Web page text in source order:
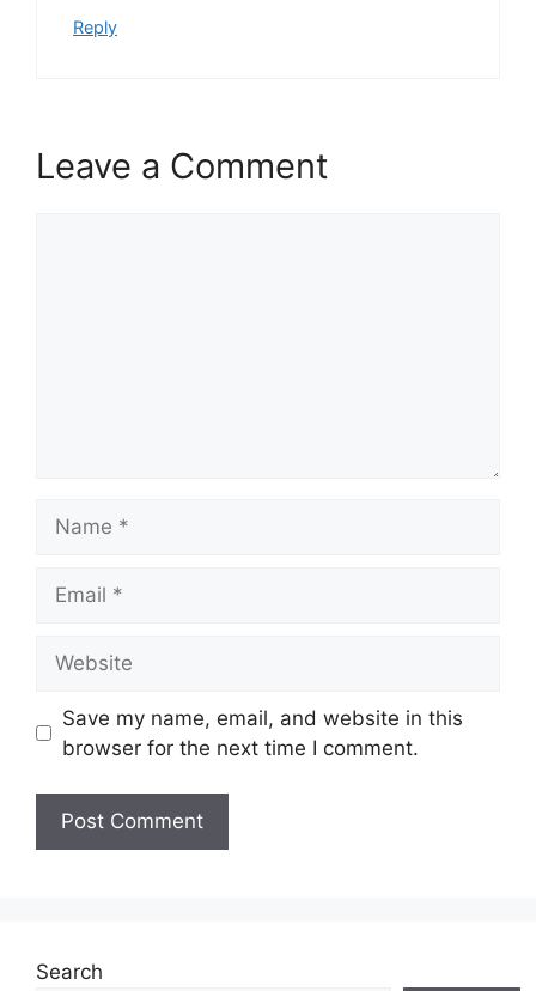
Reply
Leave a Comment
Save my name, email, and website in this
browser for the next time I comment.
Search